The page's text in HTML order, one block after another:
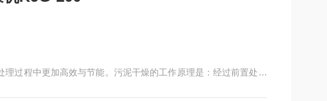
理过程中更加高效与节能。污泥干燥的工作原理是：经过前置处理